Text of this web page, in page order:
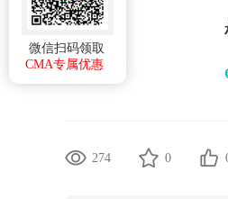
274 0
微信扫码领取
CMA专属优惠